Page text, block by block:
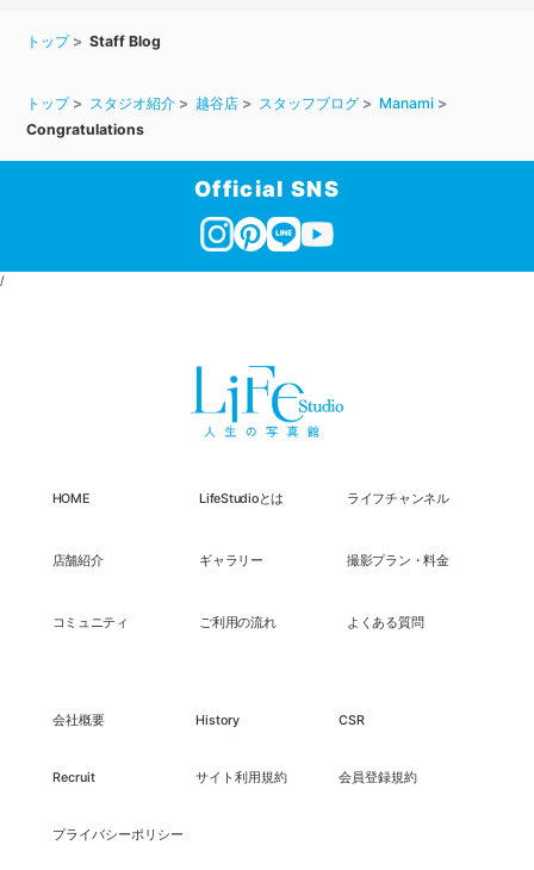
トップ Staff Blog
トップ スタジオ紹介 越谷店 スタッフブログ
Manami
Congratulations
Official SNS
/
HOME LifeStudioとは ライフチャンネル
店舗紹介 ギャラリー 撮影プラン・料金
コミュニティ ご利用の流れ よくある質問
会社概要 History CSR
Recruit サイト利用規約 会員登録規約
プライバシーポリシー